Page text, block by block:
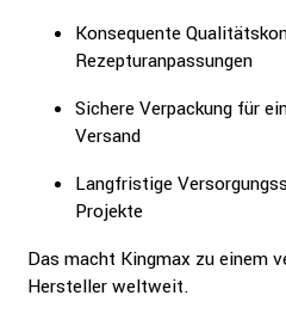
Konsequente
Rezepturanpassungen
Sichere Verpackung für
Versand
Langfristige
Projekte
Das macht Kingmax zu einem
Hersteller weltweit.